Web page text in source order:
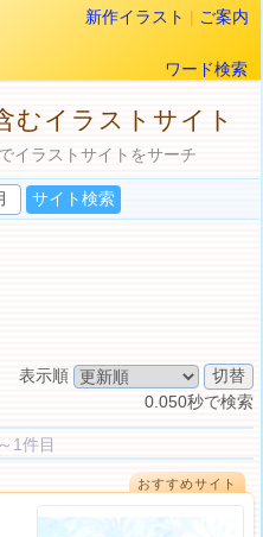
新作イラスト | ご案内
ワード検索
むイラストサイト
イラストサイトをサーチ
表示順
0.050秒で検索
1件目
おすすめサイト